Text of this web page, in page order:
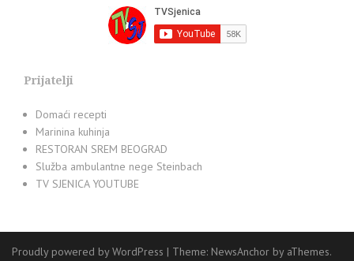
Prijatelji
Domaći recepti
Marinina kuhinja
RESTORAN SREM BEOGRAD
Služba ambulantne nege Steinbach
TV SJENICA YOUTUBE
Proudly powered by WordPress | Theme: NewsAnchor by aThemes.